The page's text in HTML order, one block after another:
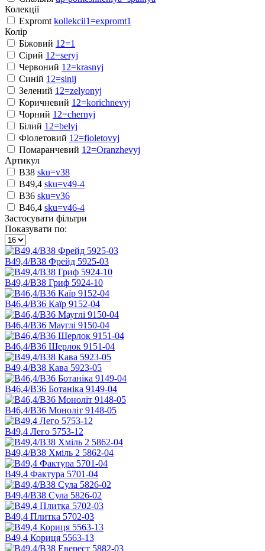
Колекції
Expromt kollekcii1=expromt1
Колір
Біжовий 12=1
Сірий 12=seryj
Червоний 12=krasnyj
Синій 12=sinij
Зелений 12=zelyonyj
Коричневий 12=korichnevyj
Чорний 12=chernyj
Білий 12=belyj
Фіолетовий 12=fioletovyj
Помаранчевий 12=Oranzhevyj
Артикул
B38 sku=v38
B49,4 sku=v49-4
B36 sku=v36
B46,4 sku=v46-4
Застосувати фільтри
Показувати по:
В49,4/B38 Фрейд 5925-03
В49,4/B38 Гриф 5924-10
B46,4/B36 Каїр 9152-04
B46,4/B36 Мауглі 9150-04
B46,4/B36 Шерлок 9151-04
В49,4/B38 Кава 5923-05
B46,4/B36 Ботаніка 9149-04
B46,4/B36 Моноліт 9148-05
В49,4 Лего 5753-12
В49,4/B38 Хміль 2 5862-04
B49,4 Фактура 5701-04
B49,4/B38 Сула 5826-02
B49,4 Плитка 5702-03
В49,4 Кориця 5563-13